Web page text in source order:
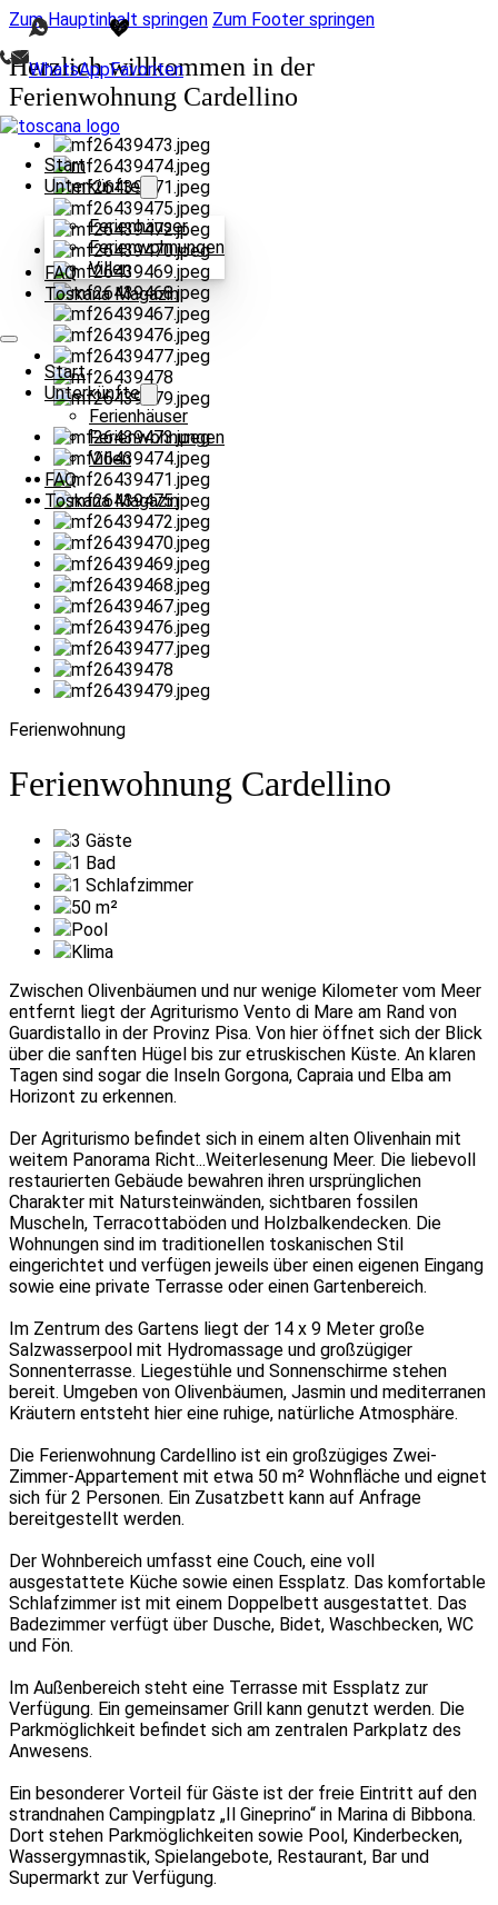
Zum Hauptinhalt springen Zum Footer springen
WhatsAppFavoriten
Start
Unterkünfte
Ferienhäuser
Ferienwohnungen
Villen
FAQ
Toskana Magazin
Start
Unterkünfte
Ferienhäuser
Ferienwohnungen
Villen
FAQ
Toskana Magazin
Herzlich willkommen in der
Ferienwohnung Cardellino
Ferienwohnung
Ferienwohnung Cardellino
3 Gäste
1 Bad
1 Schlafzimmer
50 m²
Pool
Klima
Zwischen Olivenbäumen und nur wenige Kilometer vom Meer
entfernt liegt der Agriturismo Vento di Mare am Rand von
Guardistallo in der Provinz Pisa. Von hier öffnet sich der Blick
über die sanften Hügel bis zur etruskischen Küste. An klaren
Tagen sind sogar die Inseln Gorgona, Capraia und Elba am
Horizont zu erkennen.
Der Agriturismo befindet sich in einem alten Olivenhain mit
weitem Panorama Richt...Weiterlesenung Meer. Die liebevoll
restaurierten Gebäude bewahren ihren ursprünglichen
Charakter mit Natursteinwänden, sichtbaren fossilen
Muscheln, Terracottaböden und Holzbalkendecken. Die
Wohnungen sind im traditionellen toskanischen Stil
eingerichtet und verfügen jeweils über einen eigenen Eingang
sowie eine private Terrasse oder einen Gartenbereich.
Im Zentrum des Gartens liegt der 14 x 9 Meter große
Salzwasserpool mit Hydromassage und großzügiger
Sonnenterrasse. Liegestühle und Sonnenschirme stehen
bereit. Umgeben von Olivenbäumen, Jasmin und mediterranen
Kräutern entsteht hier eine ruhige, natürliche Atmosphäre.
Die Ferienwohnung Cardellino ist ein großzügiges Zwei-
Zimmer-Appartement mit etwa 50 m² Wohnfläche und eignet
sich für 2 Personen. Ein Zusatzbett kann auf Anfrage
bereitgestellt werden.
Der Wohnbereich umfasst eine Couch, eine voll
ausgestattete Küche sowie einen Essplatz. Das komfortable
Schlafzimmer ist mit einem Doppelbett ausgestattet. Das
Badezimmer verfügt über Dusche, Bidet, Waschbecken, WC
und Fön.
Im Außenbereich steht eine Terrasse mit Essplatz zur
Verfügung. Ein gemeinsamer Grill kann genutzt werden. Die
Parkmöglichkeit befindet sich am zentralen Parkplatz des
Anwesens.
Ein besonderer Vorteil für Gäste ist der freie Eintritt auf den
strandnahen Campingplatz „Il Gineprino“ in Marina di Bibbona.
Dort stehen Parkmöglichkeiten sowie Pool, Kinderbecken,
Wassergymnastik, Spielangebote, Restaurant, Bar und
Supermarkt zur Verfügung.